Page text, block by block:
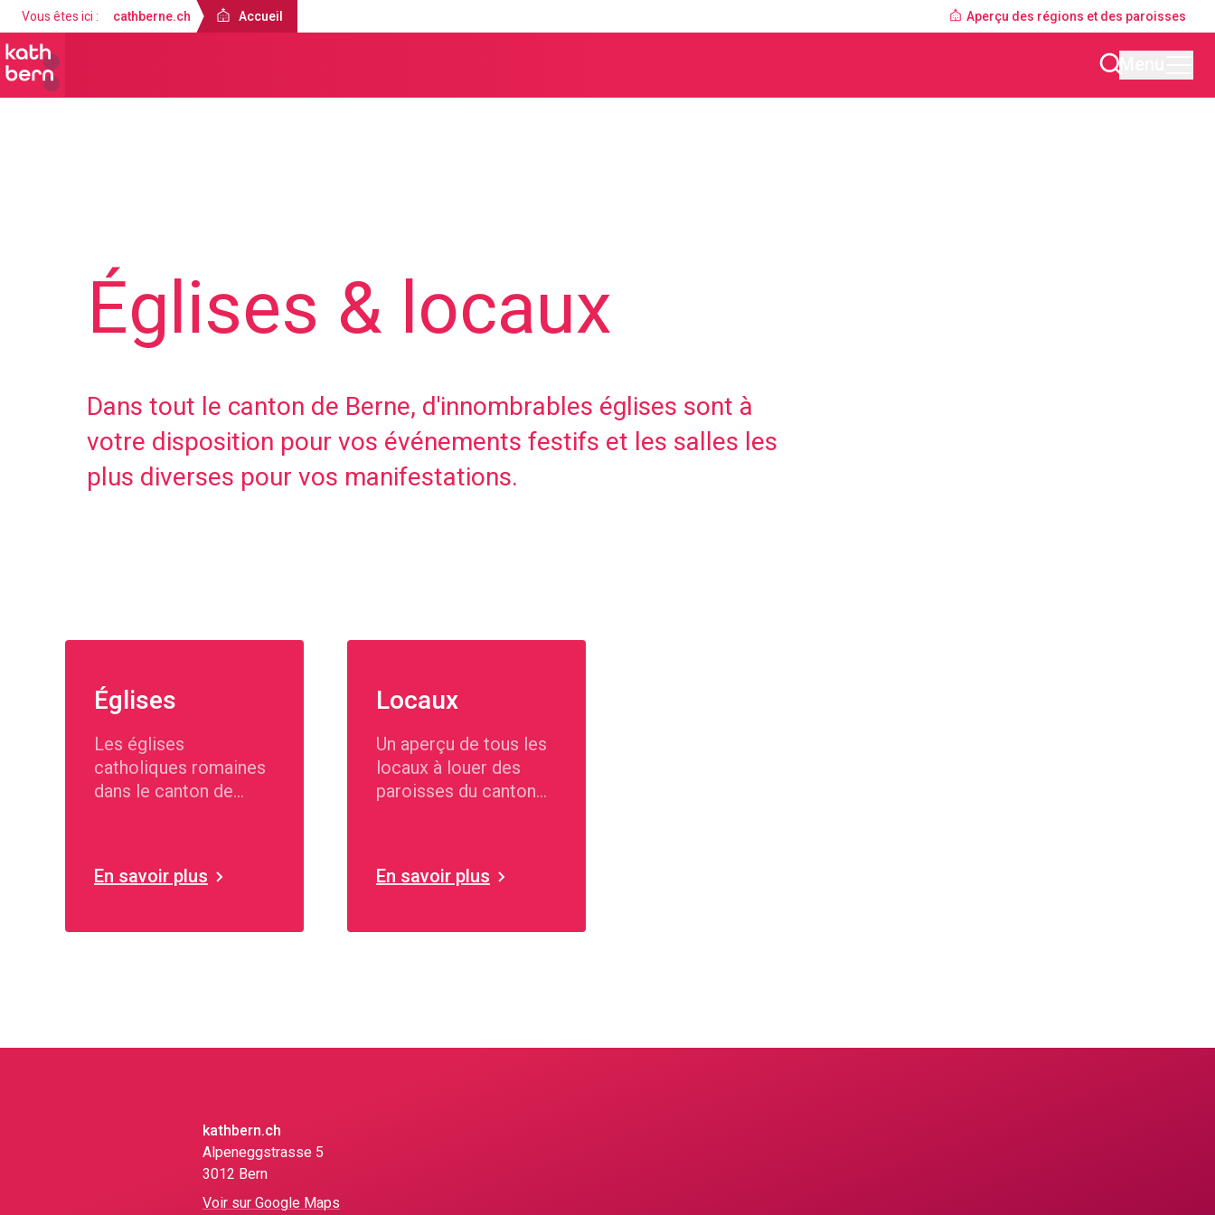
Vous êtes ici : cathberne.ch Accueil Aperçu des régions et des paroisses
Églises & locaux
Dans tout le canton de Berne, d'innombrables églises sont à
votre disposition pour vos événements festifs et les salles les
plus diverses pour vos manifestations.
Églises
Les églises
catholiques romaines
dans le canton de
En savoir plus
Locaux
Un aperçu de tous les
locaux à louer des
paroisses du canton
En savoir plus
kathbern.ch
Alpeneggstrasse 5
3012 Bern
Voir sur Google Maps